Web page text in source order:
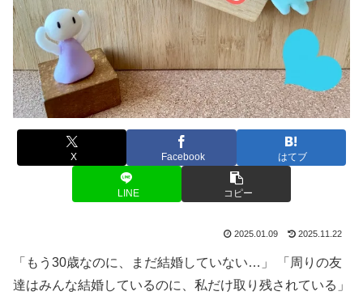
X Facebook はてブ
LINE コピー
2025.01.09 2025.11.22
「もう30歳なのに、まだ結婚していない…」 「周りの友
達はみんな結婚しているのに、私だけ取り残されている」